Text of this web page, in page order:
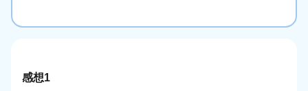
感想1